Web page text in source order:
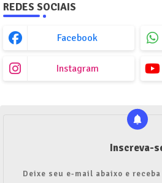
REDES SOCIAIS
Facebook
Instagram
Inscreva-
Deixe seu e-mail abaixo e